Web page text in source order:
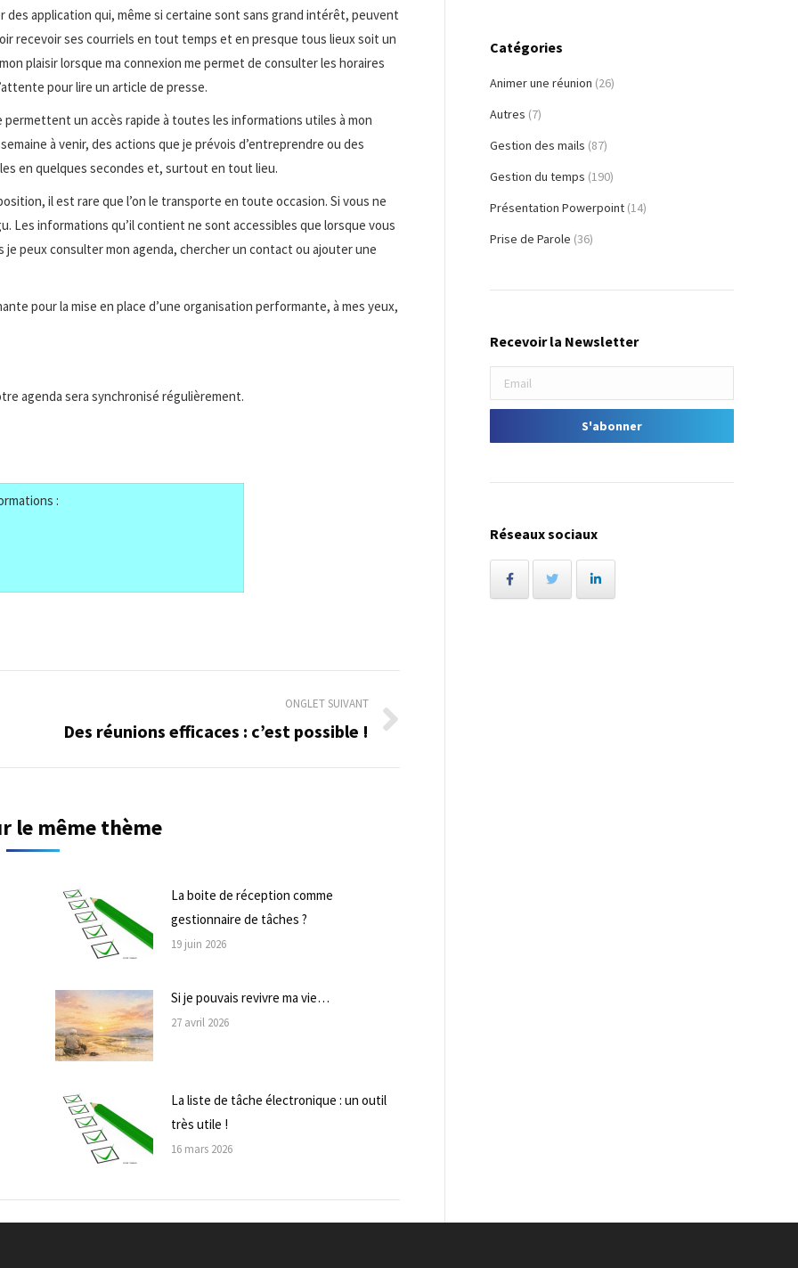
application qui, même si certaine sont sans grand intérêt, peuvent
recevoir ses courriels en tout temps et en presque tous lieux soit un
plaisir lorsque ma connexion me permet de consulter les horaires
pour lire un article de presse.
un accès rapide à toutes les informations utiles à mon
à venir, des actions que je prévois d’entreprendre ou des
en quelques secondes et, surtout en tout lieu.
il est rare que l’on le transporte en toute occasion. Si vous ne
Les informations qu’il contient ne sont accessibles que lorsque vous
peux consulter mon agenda, chercher un contact ou ajouter une
pour la mise en place d’une organisation performante, à mes yeux,
agenda sera synchronisé régulièrement.
:
ONGLET SUIVANT
Onglet
Des réunions efficaces : c’est possible !
le même thème
La boite de réception comme
gestionnaire de tâches ?
19 juin 2026
Si je pouvais revivre ma vie…
27 avril 2026
La liste de tâche électronique : un outil
très utile !
16 mars 2026
Catégories
Animer une réunion (26)
Autres (7)
Gestion des mails (87)
Gestion du temps (190)
Présentation Powerpoint (14)
Prise de Parole (36)
Recevoir la Newsletter
Réseaux sociaux